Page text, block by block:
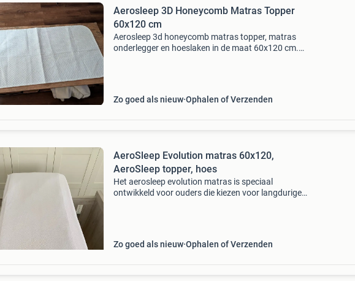
Aerosleep 3D Honeycomb Matras Topper
60x120 cm
Aerosleep 3d honeycomb matras topper, matras
onderlegger en hoeslaken in de maat 60x120 cm.
Zo goed als nieuw Ophalen of Verzenden
AeroSleep Evolution matras 60x120,
AeroSleep topper, hoes
Het aerosleep evolution matras is speciaal
ontwikkeld voor ouders die kiezen voor langdurige
Zo goed als nieuw Ophalen of Verzenden